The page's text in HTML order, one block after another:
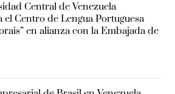
Central de Venezuela
el Centro de Lengua Portuguesa
en alianza con la Embajada de